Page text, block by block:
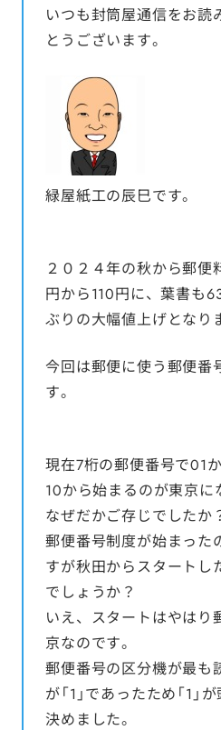
いつも封筒屋通信をお読
とうございます。
緑屋紙工の辰巳です。
２０２４年の秋から郵
円から110円に、葉書も
ぶりの大幅値上げとなり
今回は郵便に使う郵便番
す。
現在7桁の郵便番号で01
10から始まるのが東京に
なぜだかご存じでしたか
郵便番号制度が始まった
すが秋田からスタートし
でしょうか？
いえ、スタートはやはり
京なのです。
郵便番号の区分機が最も
が「1」であったため「1」
決めました。